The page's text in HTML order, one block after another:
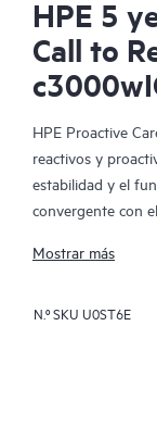
HPE 5
Call to
HPE Proactive
reactivos y
estabilidad y el
convergente con
componentes
para dar soporte
Mostrar más
N.º SKU U0ST6E